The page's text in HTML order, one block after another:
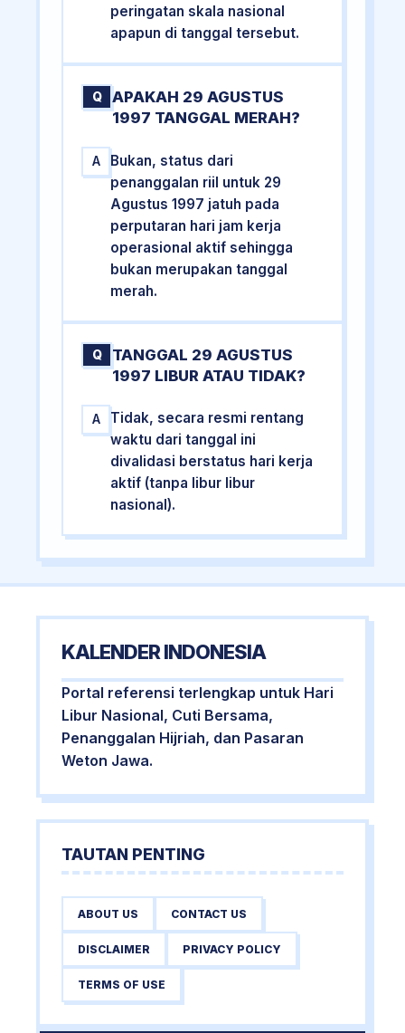
peringatan skala nasional
apapun di tanggal tersebut.
Q
APAKAH 29 AGUSTUS
1997 TANGGAL MERAH?
A
Bukan, status dari
penanggalan riil untuk 29
Agustus 1997 jatuh pada
perputaran hari jam kerja
operasional aktif sehingga
bukan merupakan tanggal
merah.
Q
TANGGAL 29 AGUSTUS
1997 LIBUR ATAU TIDAK?
A
Tidak, secara resmi rentang
waktu dari tanggal ini
divalidasi berstatus hari kerja
aktif (tanpa libur libur
nasional).
KALENDER INDONESIA
Portal referensi terlengkap untuk Hari
Libur Nasional, Cuti Bersama,
Penanggalan Hijriah, dan Pasaran
Weton Jawa.
TAUTAN PENTING
ABOUT US CONTACT US
DISCLAIMER PRIVACY POLICY
TERMS OF USE